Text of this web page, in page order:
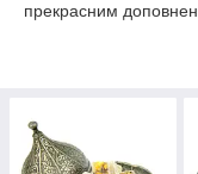
прекрасним